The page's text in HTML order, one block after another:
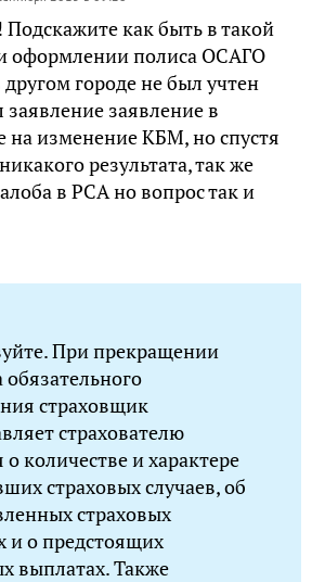
как быть в такой
оформлении полиса ОСАГО
другом городе не был учтен
заявление в
на изменение КБМ, но спустя
результата, так же
в РСА но вопрос так и
При прекращении
обязательного
страховщик
страхователю
о количестве и характере
страховых случаев, об
страховых
и о предстоящих
выплатах. Также